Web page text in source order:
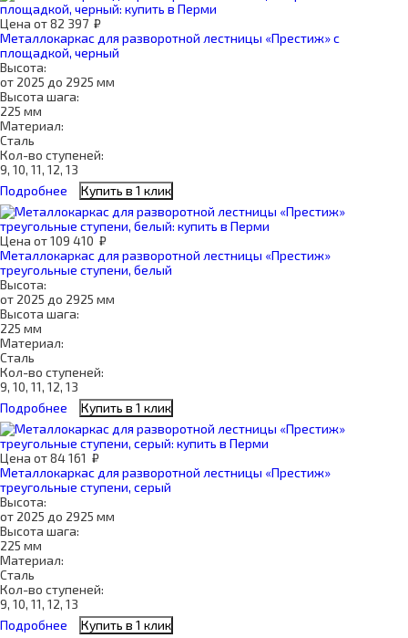
Цена от82 397 ₽
Металлокаркас для разворотной лестницы «Престиж» с
площадкой, черный
Высота:
от 2025 до 2925 мм
Высота шага:
225 мм
Материал:
Сталь
Кол-во ступеней:
9, 10, 11, 12, 13
Подробнее
Купить в 1 клик
Цена от109 410 ₽
Металлокаркас для разворотной лестницы «Престиж»
треугольные ступени, белый
Высота:
от 2025 до 2925 мм
Высота шага:
225 мм
Материал:
Сталь
Кол-во ступеней:
9, 10, 11, 12, 13
Подробнее
Купить в 1 клик
Цена от84 161 ₽
Металлокаркас для разворотной лестницы «Престиж»
треугольные ступени, серый
Высота:
от 2025 до 2925 мм
Высота шага:
225 мм
Материал:
Сталь
Кол-во ступеней:
9, 10, 11, 12, 13
Подробнее
Купить в 1 клик